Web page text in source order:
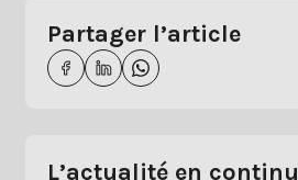
Partager l’article
L’actualité en continu